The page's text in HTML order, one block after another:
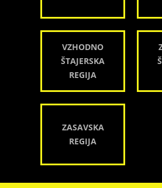
VZHODNO
ŠTAJERSKA
REGIJA
ZASAVSKA
REGIJA